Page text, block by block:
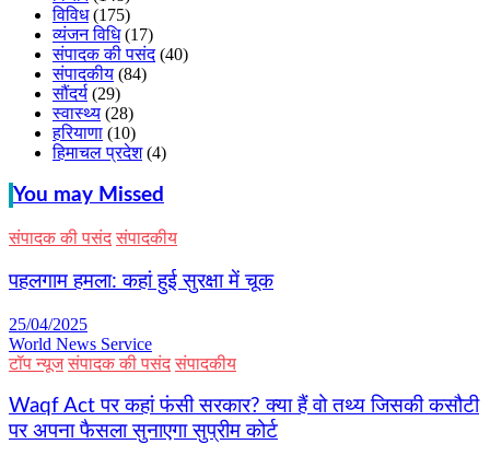
विविध(175)
व्यंजन विधि(17)
संपादक की पसंद(40)
संपादकीय (84)
सौंदर्य (29)
स्वास्थ्य (28)
हरियाणा (10)
हिमाचल प्रदेश(4)
You may Missed
संपादक की पसंद संपादकीय
पहलगाम हमला: कहां हुई सुरक्षा में चूक
25/04/2025
World News Service
टॉप न्यूज संपादक की पसंद संपादकीय
Waqf Act पर कहां फंसी सरकार? क्या हैं वो तथ्य जिसकी कसौटी
पर अपना फैसला सुनाएगा सुप्रीम कोर्ट